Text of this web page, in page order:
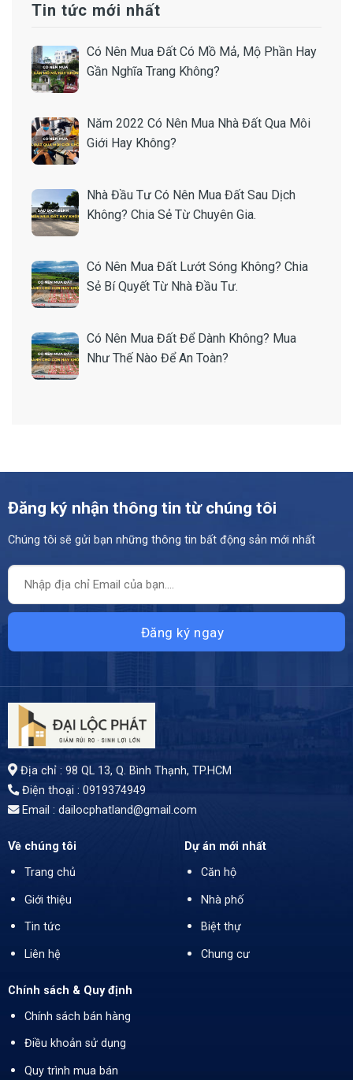
Tin tức mới nhất
Có Nên Mua Đất Có Mồ Mả, Mộ Phần Hay
Gần Nghĩa Trang Không?
Năm 2022 Có Nên Mua Nhà Đất Qua Môi
Giới Hay Không?
Nhà Đầu Tư Có Nên Mua Đất Sau Dịch
Không? Chia Sẻ Từ Chuyên Gia.
Có Nên Mua Đất Lướt Sóng Không? Chia
Sẻ Bí Quyết Từ Nhà Đầu Tư.
Có Nên Mua Đất Để Dành Không? Mua
Như Thế Nào Để An Toàn?
Đăng ký nhận thông tin từ chúng tôi
Chúng tôi sẽ gửi bạn những thông tin bất động sản mới nhất
Địa chỉ : 98 QL 13, Q. Bình Thạnh, TP.HCM
Điện thoại : 0919374949
Email : dailocphatland@gmail.com
Về chúng tôi
Trang chủ
Giới thiệu
Tin tức
Liên hệ
Dự án mới nhất
Căn hộ
Nhà phố
Biệt thự
Chung cư
Chính sách & Quy định
Chính sách bán hàng
Điều khoản sử dụng
Quy trình mua bán